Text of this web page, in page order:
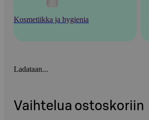
Kosmetiikka ja hygienia
Ladataan...
Vaihtelua ostoskoriin